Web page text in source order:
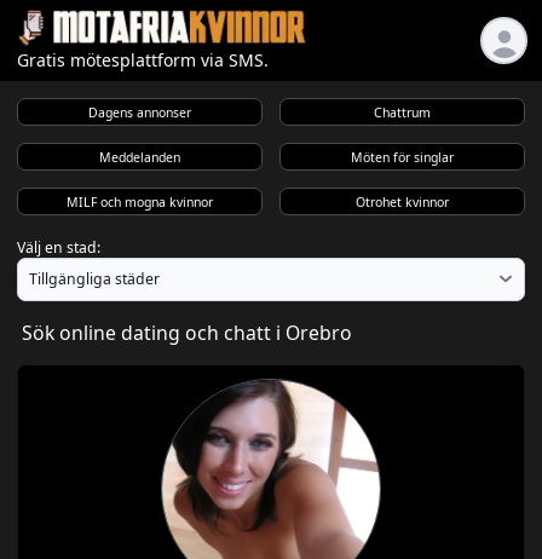
Gratis mötesplattform via SMS.
Dagens annonser Chattrum
Meddelanden Möten för singlar
MILF och mogna kvinnor Otrohet kvinnor
Välj en stad:
Sök online dating och chatt i Orebro